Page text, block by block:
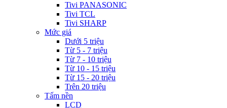
Tivi PANASONIC
Tivi TCL
Tivi SHARP
Mức giá
Dưới 5 triệu
Từ 5 - 7 triệu
Từ 7 - 10 triệu
Từ 10 - 15 triệu
Từ 15 - 20 triệu
Trên 20 triệu
Tấm nền
LCD